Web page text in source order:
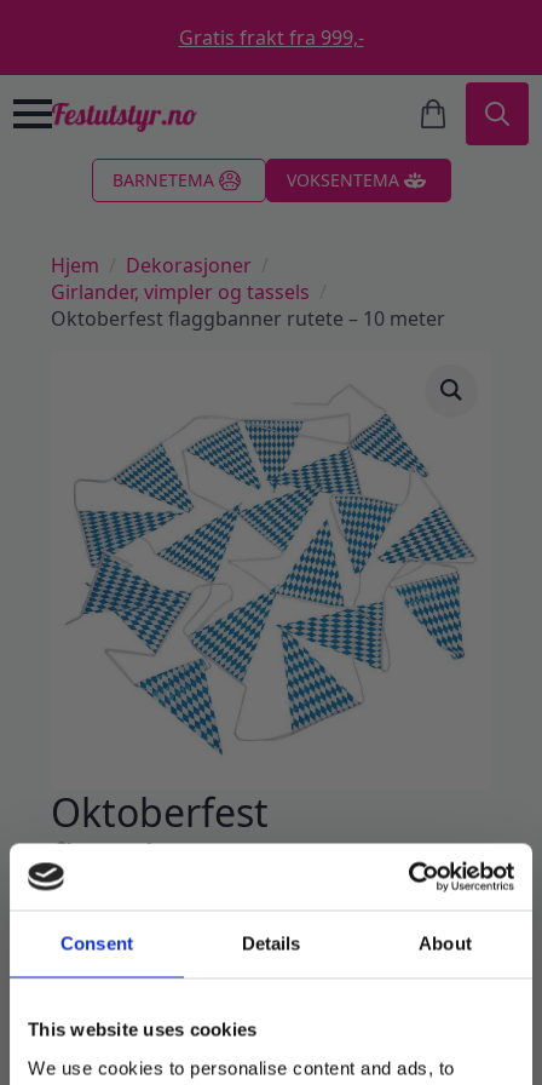
Consent Details About
This website uses cookies
We use cookies to personalise content and ads, to
Gratis frakt fra 999,-
BARNETEMA VOKSENTEMA
Hjem
Dekorasjoner
Girlander, vimpler og tassels
Oktoberfest flaggbanner rutete – 10 meter
Oktoberfest
flaggbanner rutete – 10
meter
59kr